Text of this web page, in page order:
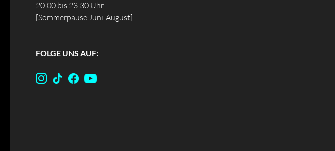
20:00 bis 23:30 Uhr
[Sommerpause Juni-August]
FOLGE UNS AUF: